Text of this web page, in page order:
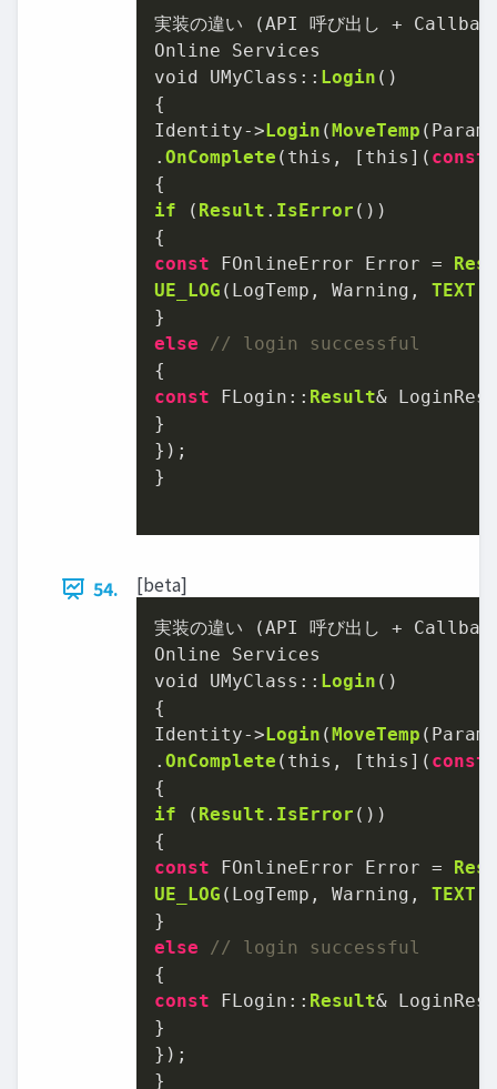
実装の違い (API 呼び出し +
Online Services
void UMyClass:: Login ()
{
Identity-> Login ( MoveTemp
. OnComplete (this, [this]( const
if ( Result . IsError ())
const FOnlineError Error =
UE_LOG (LogTemp, Warning, TEXT
else
// login successful
const FLogin:: Result&
}
});
}
54. [beta]
実装の違い (API 呼び出し +
Online Services
void UMyClass:: Login ()
{
Identity-> Login ( MoveTemp
. OnComplete (this, [this]( const
if ( Result . IsError ())
const FOnlineError Error =
UE_LOG (LogTemp, Warning, TEXT
else
// login successful
const FLogin:: Result&
}
});
}